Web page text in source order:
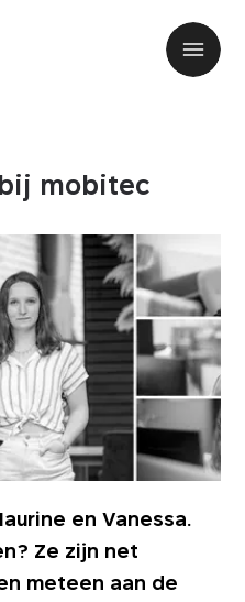
mobitec
en Vanessa.
Ze zijn net
meteen aan de